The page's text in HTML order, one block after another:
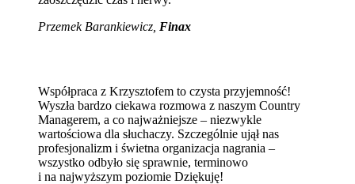
Przemek Barankiewicz, Finax
Współpraca z Krzysztofem to czysta przyjemność!
Wyszła bardzo ciekawa rozmowa z naszym Country
Managerem, a co najważniejsze – niezwykle
wartościowa dla słuchaczy. Szczególnie ujął nas
profesjonalizm i świetna organizacja nagrania –
wszystko odbyło się sprawnie, terminowo
i na najwyższym poziomie Dziękuję!